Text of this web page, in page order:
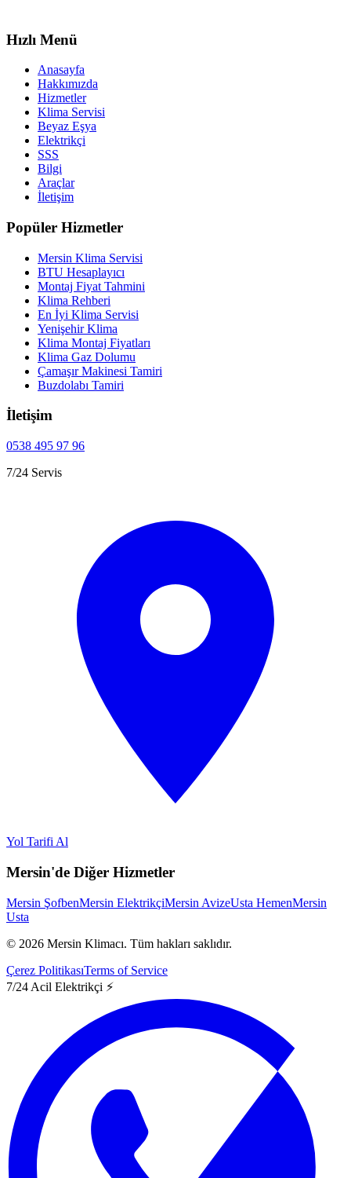
Hızlı Menü
Anasayfa
Hakkımızda
Hizmetler
Klima Servisi
Beyaz Eşya
Elektrikçi
SSS
Bilgi
Araçlar
İletişim
Popüler Hizmetler
Mersin Klima Servisi
BTU Hesaplayıcı
Montaj Fiyat Tahmini
Klima Rehberi
En İyi Klima Servisi
Yenişehir Klima
Klima Montaj Fiyatları
Klima Gaz Dolumu
Çamaşır Makinesi Tamiri
Buzdolabı Tamiri
İletişim
0538 495 97 96
7/24 Servis
Yol Tarifi Al
Mersin'de Diğer Hizmetler
Mersin ŞofbenMersin ElektrikçiMersin AvizeUsta HemenMersin
Usta
© 2026 Mersin Klimacı. Tüm hakları saklıdır.
Çerez PolitikasıTerms of Service
7/24 Acil Elektrikçi ⚡